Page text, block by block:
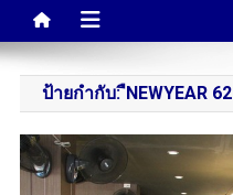
ป้ายกำกับ:ืNEWYEAR 62